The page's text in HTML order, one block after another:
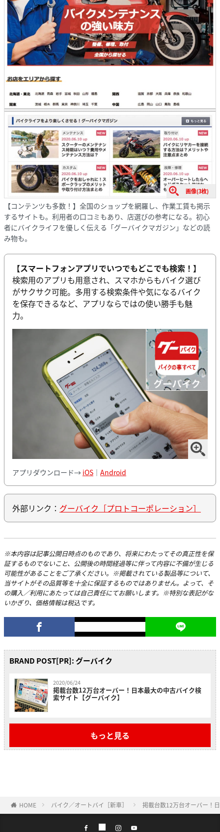
画像(3枚)
【コンテンツも多数！】全国のショップを網羅し、作業工賃も掲示
するサイトも。利用者の口コミもあり、店選びの参考になる。初心
者にバイクライフを優しく伝える「グーバイクマガジン」などの読
み物も。
【スマートフォンアプリでいつでもどこでも検索！】
検索用のアプリも用意され、スマホからもバイク選び
がサクサク可能。多用する検索条件や気になるバイク
を保存できるなど、アプリならではの使い勝手も魅
力。
アプリダウンロード→ iOS ｜ Android
外部リンク： グーバイク［プロトコーポレーション］
※本内容は記事公開日時点のものであり、将来にわたってその真正性を保
証するものでないこと、公開後の時間経過等に伴って内容に不備が生じる
可能性があることをご了承ください。※掲載されている製品等について、
当サイトがその品質等を十全に保証するものではありません。よって、そ
の購入／利用にあたっては自己責任にてお願いします。※特別な表記がな
いかぎり、価格情報は税込です。
BRAND POST[PR]: グーバイク
2020/06/24
掲載台数12万台オーバー！日本最大の中古バイク検
索サイト【グーバイク】
もっと見る
HOME バイク／オートバイ［新車］ 掲載台数12万台オーバー！